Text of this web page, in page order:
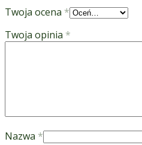
Twoja ocena *
Twoja opinia *
Nazwa *